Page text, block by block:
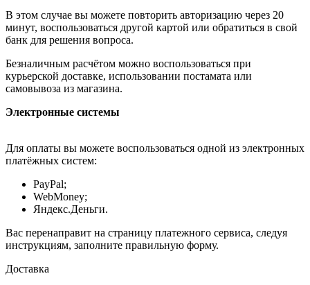
В этом случае вы можете повторить авторизацию через 20
минут, воспользоваться другой картой или обратиться в свой
банк для решения вопроса.
Безналичным расчётом можно воспользоваться при
курьерской доставке, использовании постамата или
самовывоза из магазина.
Электронные системы
Для оплаты вы можете воспользоваться одной из электронных
платёжных систем:
PayPal;
WebMoney;
Яндекс.Деньги.
Вас перенаправит на страницу платежного сервиса, следуя
инструкциям, заполните правильную форму.
Доставка